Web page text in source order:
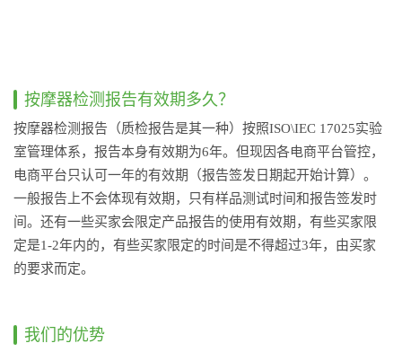
按摩器检测报告有效期多久？
按摩器检测报告（质检报告是其一种）按照ISO\IEC 17025实验
室管理体系，报告本身有效期为6年。但现因各电商平台管控，
电商平台只认可一年的有效期（报告签发日期起开始计算）。
一般报告上不会体现有效期，只有样品测试时间和报告签发时
间。还有一些买家会限定产品报告的使用有效期，有些买家限
定是1-2年内的，有些买家限定的时间是不得超过3年，由买家
的要求而定。
我们的优势